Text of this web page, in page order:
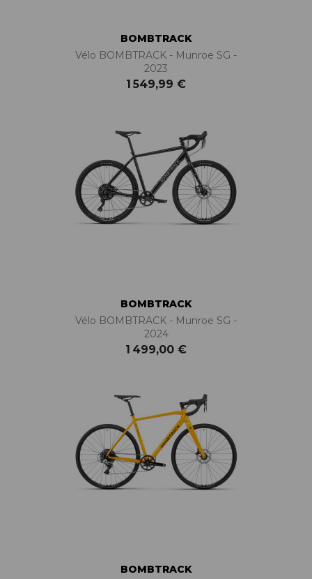
BOMBTRACK
Vélo BOMBTRACK - Munroe SG -
2023
1 549,99 €
BOMBTRACK
Vélo BOMBTRACK - Munroe SG -
2024
1 499,00 €
BOMBTRACK